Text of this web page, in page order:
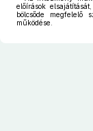
előírások
bölcsőde megfelelő
működése.